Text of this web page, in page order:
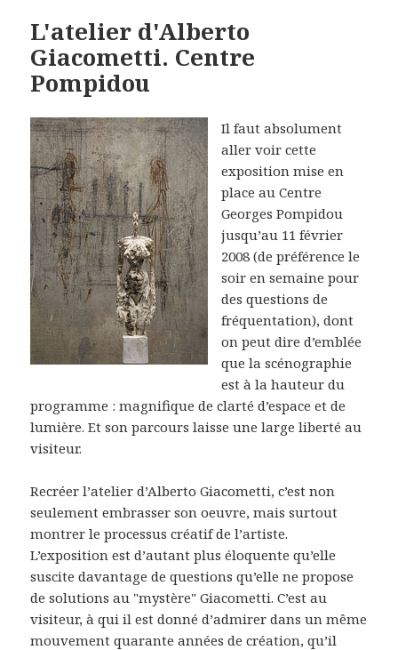
L'atelier d'Alberto
Giacometti. Centre
Pompidou
Il faut absolument
aller voir cette
exposition mise en
place au Centre
Georges Pompidou
jusqu’au 11 février
2008 (de préférence le
soir en semaine pour
des questions de
fréquentation), dont
on peut dire d’emblée
que la scénographie
est à la hauteur du
programme : magnifique de clarté d’espace et de
lumière. Et son parcours laisse une large liberté au
visiteur.
Recréer l’atelier d’Alberto Giacometti, c’est non
seulement embrasser son oeuvre, mais surtout
montrer le processus créatif de l’artiste.
L’exposition est d’autant plus éloquente qu’elle
suscite davantage de questions qu’elle ne propose
de solutions au "mystère" Giacometti. C’est au
visiteur, à qui il est donné d’admirer dans un même
mouvement quarante années de création, qu’il